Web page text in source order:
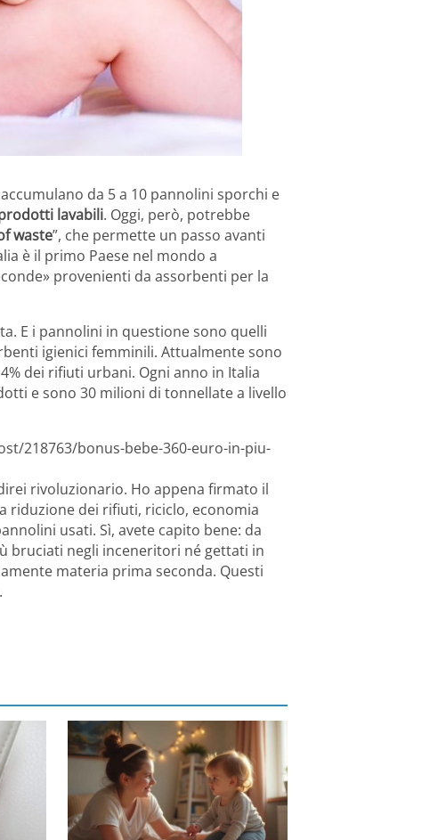
da 5 a 10 pannolini sporchi e
lavabili. Oggi, però, potrebbe
waste”, che permette un passo avanti
è il primo Paese nel mondo a
provenienti da assorbenti per la
E i pannolini in questione sono quelli
igienici femminili. Attualmente sono
dei rifiuti urbani. Ogni anno in Italia
e sono 30 milioni di tonnellate a livello
218763/bonus-bebe-360-euro-in-piu-
rivoluzionario. Ho appena firmato il
riduzione dei rifiuti, riciclo, economia
usati. Sì, avete capito bene: da
bruciati negli inceneritori né gettati in
materia prima seconda. Questi